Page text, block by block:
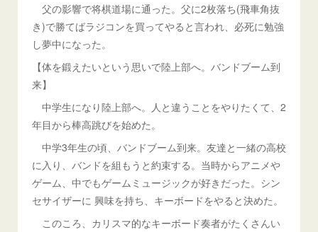
父の影響で将棋道場に通った。父に2枚落ち(飛車角抜
き)で勝てばラジコンを買ってやると言われ、必死に勉強
し夢中になった。
【体を鍛えたいという思いで陸上部へ。バンドブーム到
来】
中学生になり陸上部へ。人と違うことをやりたくて、2
年目から棒高跳びを始めた。
中学3年生の頃、バンドブーム到来。友達と一緒の高校
に入り、バンドを組もうと約束する。当時からアニメや
ゲーム、中でもゲームミュージックが好きだった。シン
セサイザーに 興味を持ち、キーボードをやると決めた。
このころ、カリスマ的なキーボード奏者がたくさんい